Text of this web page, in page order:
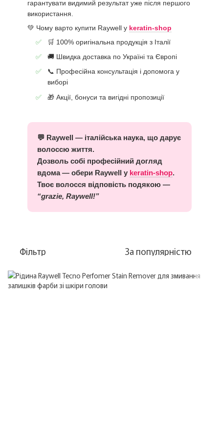
гарантувати видимий результат уже після першого
використання.
💚 Чому варто купити Raywell у keratin-shop
🛒 100% оригінальна продукція з Італії
🚚 Швидка доставка по Україні та Європі
📞 Професійна консультація і допомога у
виборі
🎁 Акції, бонуси та вигідні пропозиції
💬 Raywell — італійська наука, що дарує
волоссю життя.
Дозволь собі професійний догляд
вдома — обери Raywell у keratin-shop.
Твоє волосся відповість подякою —
“grazie, Raywell!”
Фільтр За популярністю